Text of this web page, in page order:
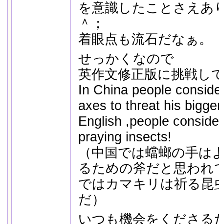
を意識したことさえ
＾；
着眼点も流石だなぁ。
せっかくなので
英作文修正版に挑戦し
In China people
axes to threat his
English ,people
praying insects!
（中国では蟷螂の手
るための斧だと思わ
ではカマキリは祈る
だ）
いつも機会をくださ